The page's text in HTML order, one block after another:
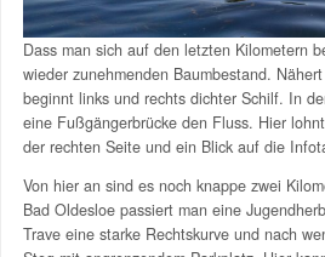
Dass man sich auf den letzten Kilometern
wieder zunehmenden Baumbestand.
beginnt links und rechts dichter Schilf. In
eine Fußgängerbrücke den Fluss. Hier
der rechten Seite und ein Blick auf die
Von hier an sind es noch knappe zwei
Bad Oldesloe passiert man eine
Trave eine starke Rechtskurve und nach